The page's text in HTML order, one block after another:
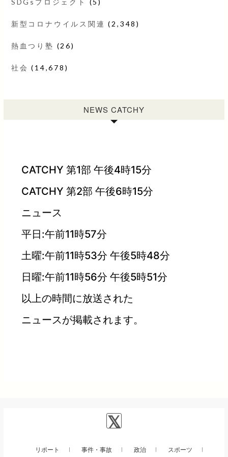
新型コロナウイルス関連 (2,348)
熱血つり塾 (26)
社会 (14,678)
NEWS CATCHY
CATCHY 第1部 午後4時15分
CATCHY 第2部 午後6時15分
ニュース
平日:午前11時57分
土曜:午前11時53分 午後5時48分
日曜:午前11時56分 午後5時51分
以上の時間に放送された
ニュースが掲載されます。
リポート 事件・事故 政治 スポーツ